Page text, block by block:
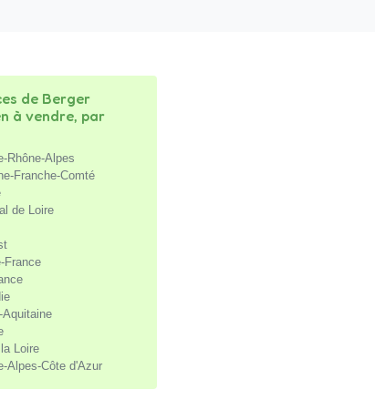
de Berger
à vendre, par
Rhône-Alpes
Franche-Comté
de Loire
France
Aquitaine
Loire
Alpes-Côte d'Azur